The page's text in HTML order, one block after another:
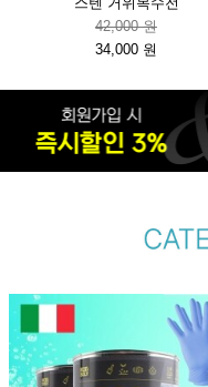
42,000 원
34,000 원